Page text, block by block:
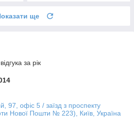
ще
за рік
97, офіс 5 / заїзд з проспекту
Нової Пошти № 223), Київ, Україна